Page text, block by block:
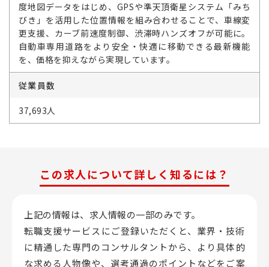
度地図データをはじめ、GPSや準天頂衛星システム「みち
びき」を活用した位置情報を組み合わせることで、車線変
更支援、カーブ前速度制御、渋滞時ハンズオフが可能に。
自動車専用道路をより安全・快適に移動できる最新機能
を、価格を抑えながら実現しています。
従業員数
37,693人
この求人について詳しく知るには？
上記の情報は、求人情報の一部のみです。
転職支援サービスにご登録いただくと、業界・技術
に精通した専門のコンサルタントから、 より具体的
な求める人物像や、選考通過のポイントなどをご案